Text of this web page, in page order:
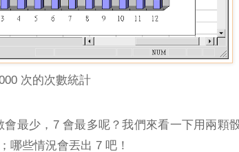
次的次數統計
最少，7 會最多呢？我們來看一下用兩顆
哪些情況會丟出 7 吧！